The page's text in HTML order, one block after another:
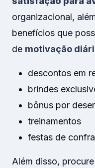
organizacional,
benefícios que
de motivação
descontos em
brindes
bônus por
treinamentos
festas de
Além disso,